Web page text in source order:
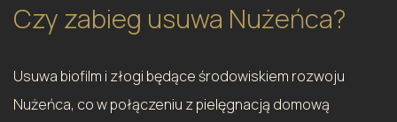
Czy zabieg usuwa Nużeńca?
Usuwa biofilm i złogi będące środowiskiem rozwoju
Nużeńca, co w połączeniu z pielęgnacją domową